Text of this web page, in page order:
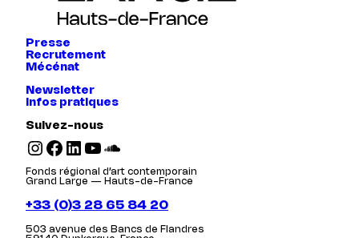
Presse
Recrutement
Mécénat
Newsletter
Infos pratiques
Suivez-nous
Instagram Facebook LinkedIn YouTube SoundCloud
Fonds régional d’art contemporain
Grand Large — Hauts-de-France
+33 (0)3 28 65 84 20
503 avenue des Bancs de Flandres